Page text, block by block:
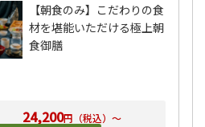
【朝食のみ】こだわりの食
材を堪能いただける極上朝
食御膳
24,200円（税込）～